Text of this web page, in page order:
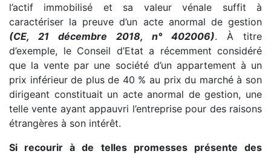
l’actif immobilisé et sa valeur vénale suffit à
caractériser la preuve d’un acte anormal de gestion
(CE, 21 décembre 2018, n° 402006). À titre
d’exemple, le Conseil d’Etat a récemment considéré
que la vente par une société d’un appartement à un
prix inférieur de plus de 40 % au prix du marché à son
dirigeant constituait un acte anormal de gestion, une
telle vente ayant appauvri l’entreprise pour des raisons
étrangères à son intérêt.
Si recourir à de telles promesses présente des